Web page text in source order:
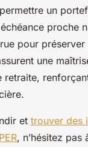
un
proche
pour
une
retraite,
et trouver des
, n’hésitez pas